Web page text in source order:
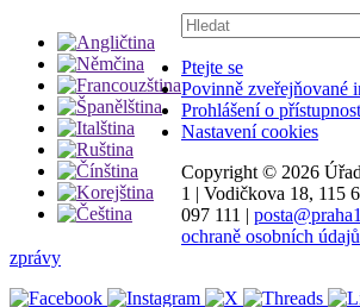
Vyhledávání:
Ptejte se
Povinně zveřejňované
Prohlášení o
Nastavení cookies
Copyright © 2026
1 | Vodičkova 18, 115
097 111 |
ochraně osobních údajů
zprávy